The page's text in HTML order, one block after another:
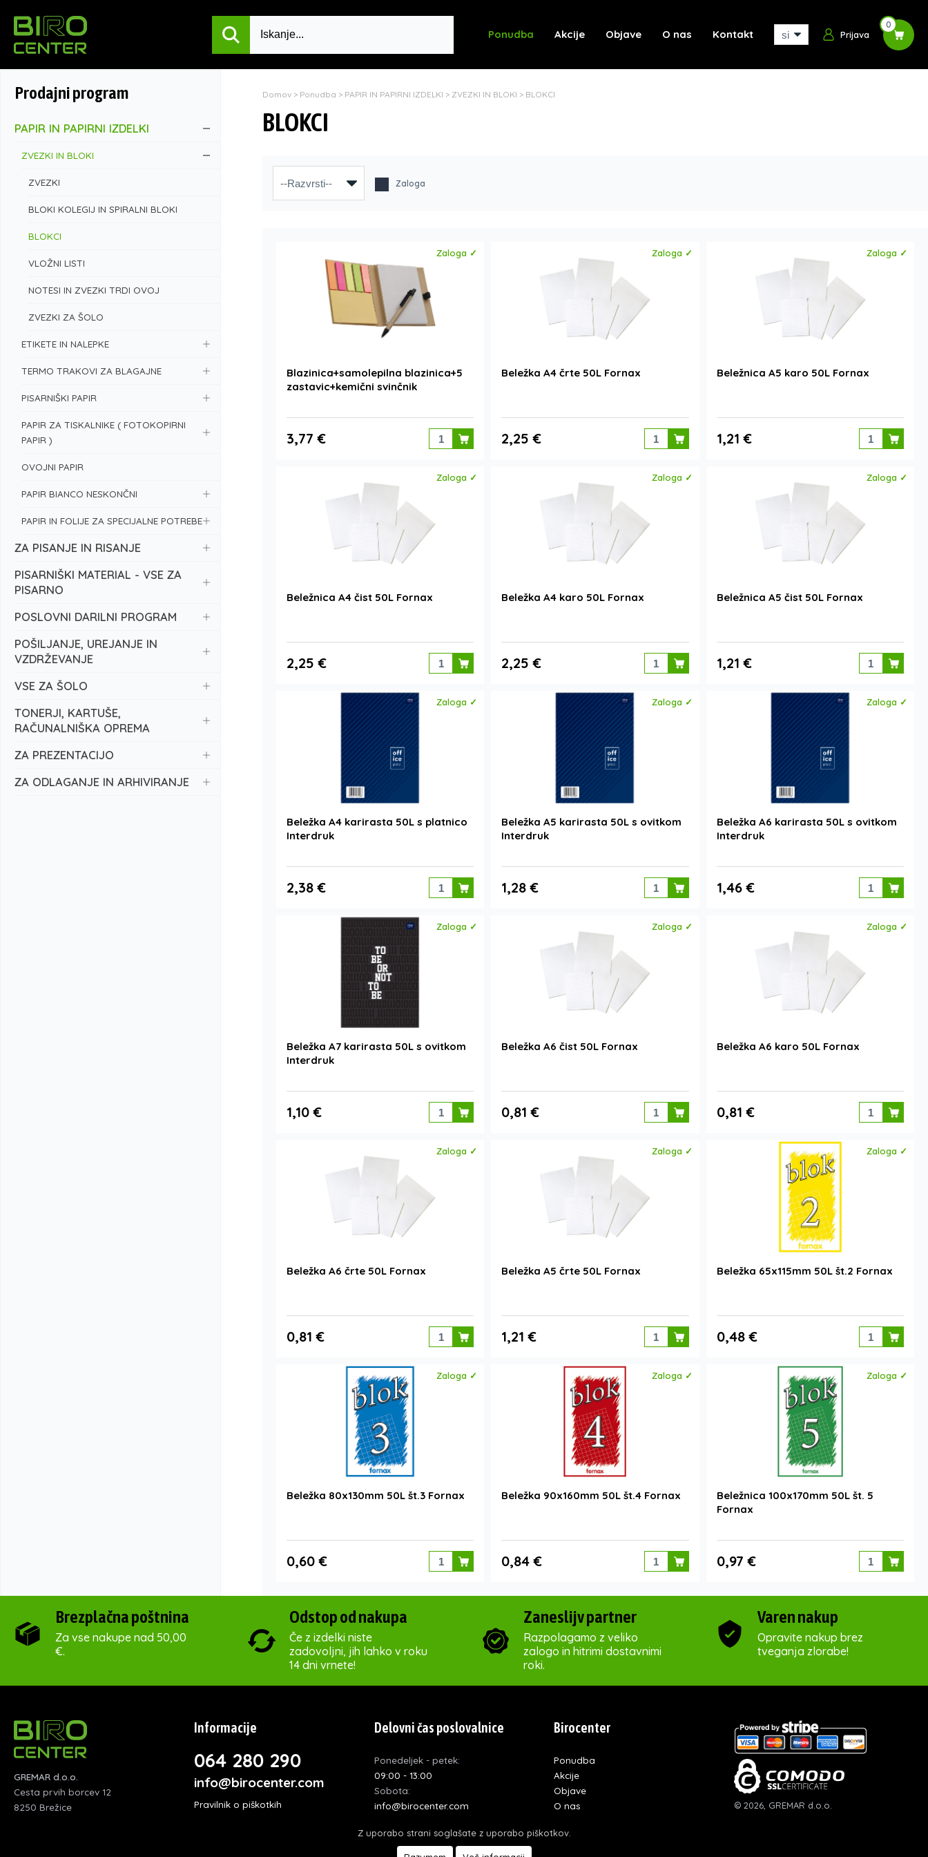
Ponudba Akcije Objave O nas Kontakt Prijava
0
Prodajni program
PAPIR IN PAPIRNI IZDELKI
ZVEZKI IN BLOKI
ZVEZKI
BLOKI KOLEGIJ IN SPIRALNI BLOKI
BLOKCI
VLOŽNI LISTI
NOTESI IN ZVEZKI TRDI OVOJ
ZVEZKI ZA ŠOLO
ETIKETE IN NALEPKE
TERMO TRAKOVI ZA BLAGAJNE
PISARNIŠKI PAPIR
PAPIR ZA TISKALNIKE ( FOTOKOPIRNI
PAPIR )
OVOJNI PAPIR
PAPIR BIANCO NESKONČNI
PAPIR IN FOLIJE ZA SPECIJALNE POTREBE
ZA PISANJE IN RISANJE
PISARNIŠKI MATERIAL - VSE ZA
PISARNO
POSLOVNI DARILNI PROGRAM
POŠILJANJE, UREJANJE IN
VZDRŽEVANJE
VSE ZA ŠOLO
TONERJI, KARTUŠE,
RAČUNALNIŠKA OPREMA
ZA PREZENTACIJO
ZA ODLAGANJE IN ARHIVIRANJE
Domov > Ponudba > PAPIR IN PAPIRNI IZDELKI > ZVEZKI IN BLOKI > BLOKCI
BLOKCI
Zaloga
Zaloga ✓
Blazinica+samolepilna blazinica+5
zastavic+kemični svinčnik
3,77 €
Zaloga ✓
Beležka A4 črte 50L Fornax
2,25 €
Zaloga ✓
Beležnica A5 karo 50L Fornax
1,21 €
Zaloga ✓
Beležnica A4 čist 50L Fornax
2,25 €
Zaloga ✓
Beležka A4 karo 50L Fornax
2,25 €
Zaloga ✓
Beležnica A5 čist 50L Fornax
1,21 €
Zaloga ✓
Beležka A4 karirasta 50L s platnico
Interdruk
2,38 €
Zaloga ✓
Beležka A5 karirasta 50L s ovitkom
Interdruk
1,28 €
Zaloga ✓
Beležka A6 karirasta 50L s ovitkom
Interdruk
1,46 €
Zaloga ✓
Beležka A7 karirasta 50L s ovitkom
Interdruk
1,10 €
Zaloga ✓
Beležka A6 čist 50L Fornax
0,81 €
Zaloga ✓
Beležka A6 karo 50L Fornax
0,81 €
Zaloga ✓
Beležka A6 črte 50L Fornax
0,81 €
Zaloga ✓
Beležka A5 črte 50L Fornax
1,21 €
Zaloga ✓
Beležka 65x115mm 50L št.2 Fornax
0,48 €
Zaloga ✓
Beležka 80x130mm 50L št.3 Fornax
0,60 €
Zaloga ✓
Beležka 90x160mm 50L št.4 Fornax
0,84 €
Zaloga ✓
Beležnica 100x170mm 50L št. 5
Fornax
0,97 €
Brezplačna poštnina
Za vse nakupe nad 50,00
€.
Odstop od nakupa
Če z izdelki niste
zadovoljni, jih lahko v roku
14 dni vrnete!
Zaneslijv partner
Razpolagamo z veliko
zalogo in hitrimi dostavnimi
roki.
Varen nakup
Opravite nakup brez
tveganja zlorabe!
GREMAR d.o.o.
Cesta prvih borcev 12
8250 Brežice
Informacije
064 280 290
info@birocenter.com
Pravilnik o piškotkih
Delovni čas poslovalnice
Ponedeljek - petek:
09:00 - 13:00
Sobota:
info@birocenter.com
zaprto
Birocenter
Ponudba
Akcije
Objave
O nas
© 2026, GREMAR d.o.o.
Z uporabo strani soglašate z uporabo piškotkov.